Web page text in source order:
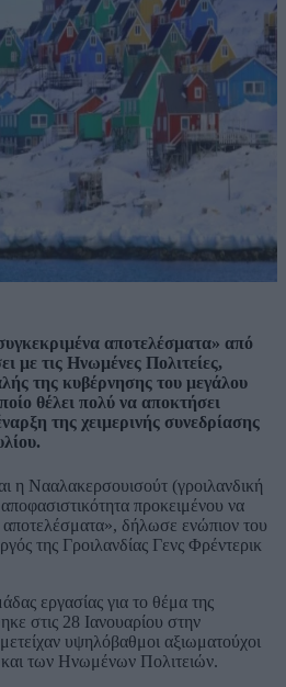
αποτελέσματα» από
με τις Ηνωμένες Πολιτείες,
της κυβέρνησης του μεγάλου
θέλει πολύ να αποκτήσει
της χειμερινής συνεδρίασης
η Νααλακερσουισούτ (γροιλανδική
προκειμένου να
αποτελέσματα», δήλωσε ενώπιον του
της Γροιλανδίας Γενς Φρέντερικ
εργασίας για το θέμα της
στις 28 Ιανουαρίου στην
υψηλόβαθμοι αξιωματούχοι
και των Ηνωμένων Πολιτειών.